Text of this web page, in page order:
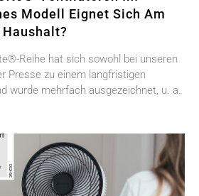
Modell Eignet Sich Am
Reihe hat sich sowohl bei unseren
Presse zu einem langfristigen
wurde mehrfach ausgezeichnet, u. a.